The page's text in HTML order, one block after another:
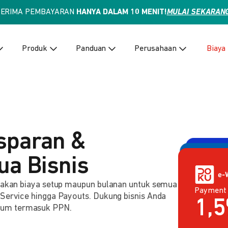
PEMBAYARAN HANYA DALAM 10 MENIT!MULAI
Produk Panduan Perusahaan Biaya
&
Bisnis
biaya setup maupun bulanan untuk semua
hingga Payouts. Dukung bisnis Anda
termasuk PPN.
Payment
Payment